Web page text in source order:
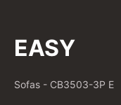
EASY
Sofas - CB3503-3P E